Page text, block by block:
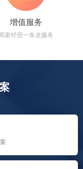
增值服务
家经营一条龙服务